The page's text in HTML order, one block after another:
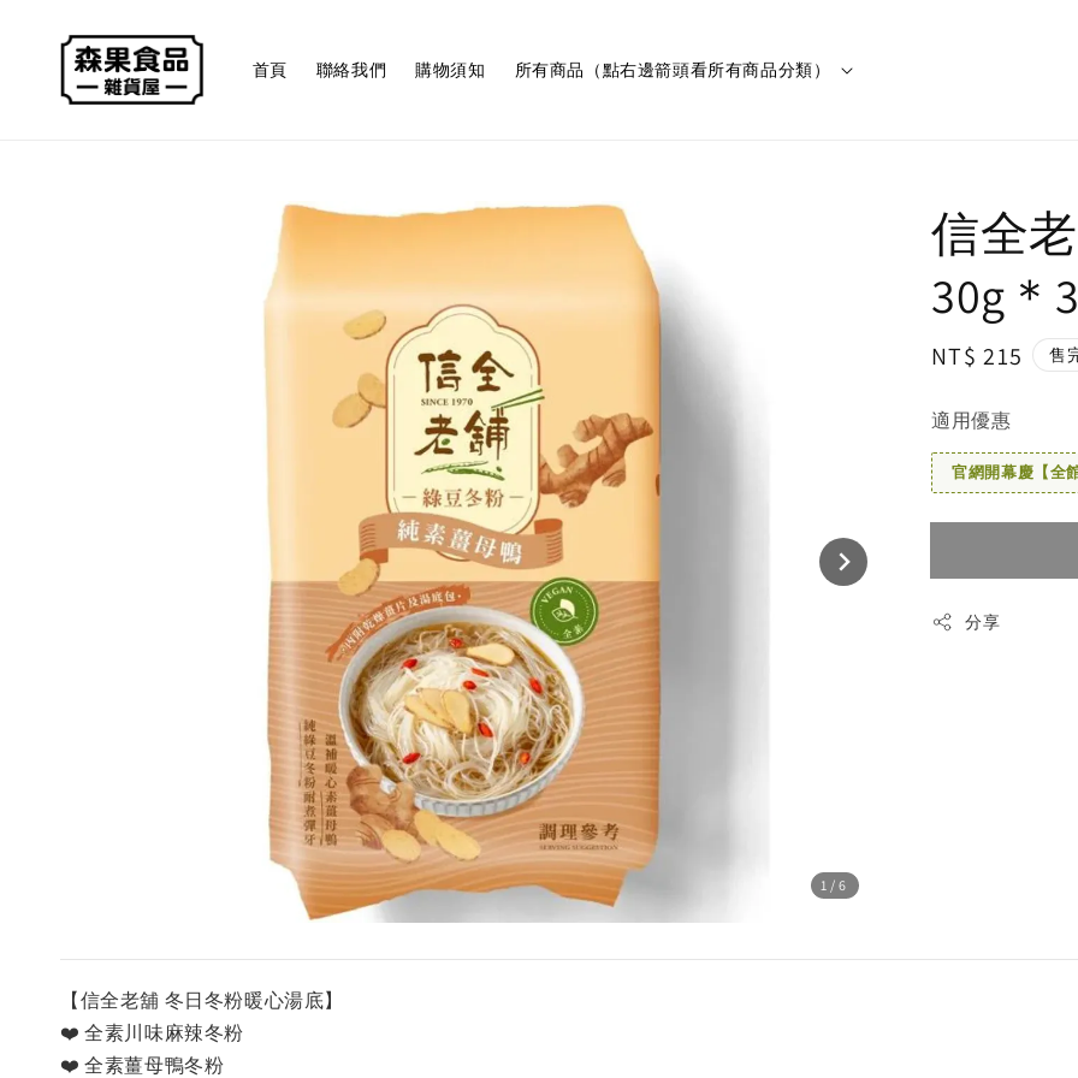
首頁 聯絡我們 購物須知 所有商品（點右邊箭頭看所有商品分類）
1 /6
信全
30g＊
Regular
NT$ 215 售
適用優惠
官網開幕慶【全
分享
【信全老舖 冬日冬粉暖心湯底】
❤️ 全素川味麻辣冬粉
❤️ 全素薑母鴨冬粉